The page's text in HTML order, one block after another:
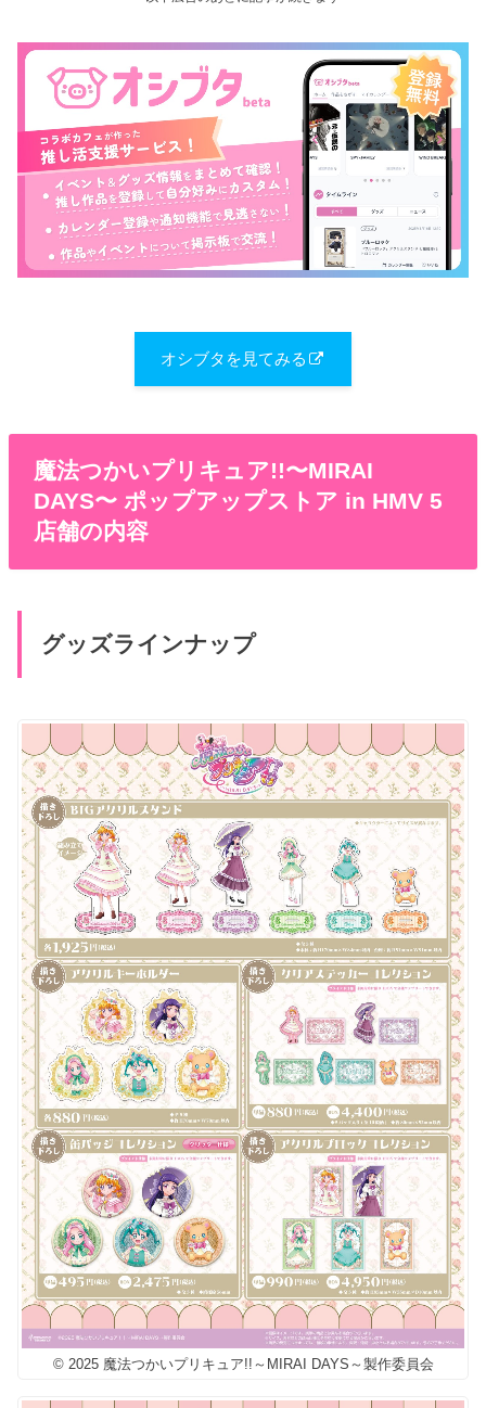
オシブタを見てみる
魔法つかいプリキュア!!〜MIRAI
DAYS〜 ポップアップストア in HMV 5
店舗の内容
グッズラインナップ
© 2025 魔法つかいプリキュア!!～MIRAI DAYS～製作委員会